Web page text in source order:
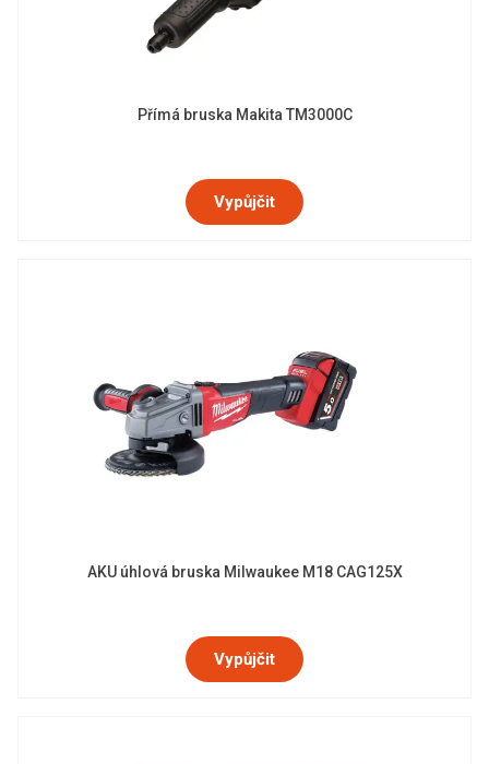
Přímá bruska Makita TM3000C
Vypůjčit
AKU úhlová bruska Milwaukee M18 CAG125X
Vypůjčit